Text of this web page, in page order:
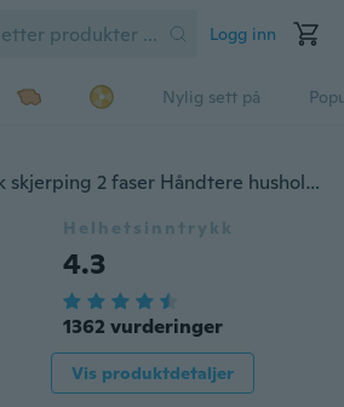
Logg inn
Nylig sett på
Hard karbid Keramisk skjerping 2 faser Håndtere husholdningsknivslipere xianmokew
Helhetsinntrykk
4.3
1362 vurderinger
Vis produktdetaljer